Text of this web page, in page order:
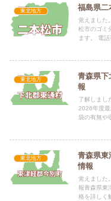
東北地方 福島県二
覚えました
松市のゴミ
ます。 電
東北地方
青森県下
報
了解しまし
2026年度最
袋の有無や
東北地方
青森県東
情報
覚えました
報青森県東
格を詳しく